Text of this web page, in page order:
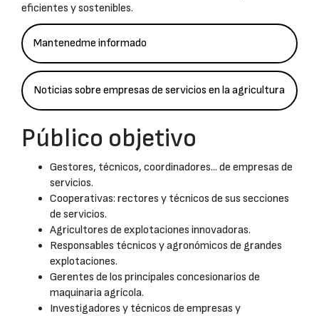
eficientes y sostenibles.
Mantenedme informado
Noticias sobre empresas de servicios en la agricultura
Público objetivo
Gestores, técnicos, coordinadores... de empresas de
servicios.
Cooperativas: rectores y técnicos de sus secciones
de servicios.
Agricultores de explotaciones innovadoras.
Responsables técnicos y agronómicos de grandes
explotaciones.
Gerentes de los principales concesionarios de
maquinaria agrícola.
Investigadores y técnicos de empresas y